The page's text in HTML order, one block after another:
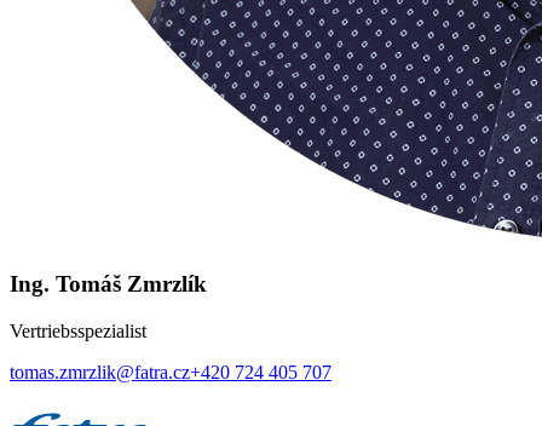
Ing. Tomáš Zmrzlík
Vertriebsspezialist
tomas.zmrzlik@fatra.cz+420 724 405 707